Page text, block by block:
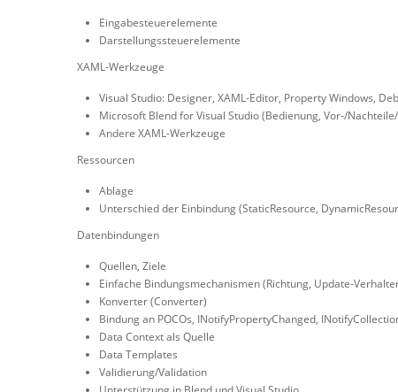
Eingabesteuerelemente
Darstellungssteuerelemente
XAML-Werkzeuge
Visual Studio: Designer, XAML-Editor, Property Windows,
Microsoft Blend for Visual Studio (Bedienung, Vor-/
Andere XAML-Werkzeuge
Ressourcen
Ablage
Unterschied der Einbindung (StaticResource,
Datenbindungen
Quellen, Ziele
Einfache Bindungsmechanismen (Richtung, Update-
Konverter (Converter)
Bindung an POCOs, INotifyPropertyChanged,
Data Context als Quelle
Data Templates
Validierung/Validation